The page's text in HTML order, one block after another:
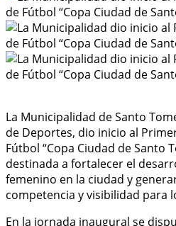
La Municipalidad de Santo
de Deportes, dio inicio al
Fútbol “Copa Ciudad de Santo
destinada a fortalecer el
femenino en la ciudad y
competencia y visibilidad para
En la jornada inaugural se